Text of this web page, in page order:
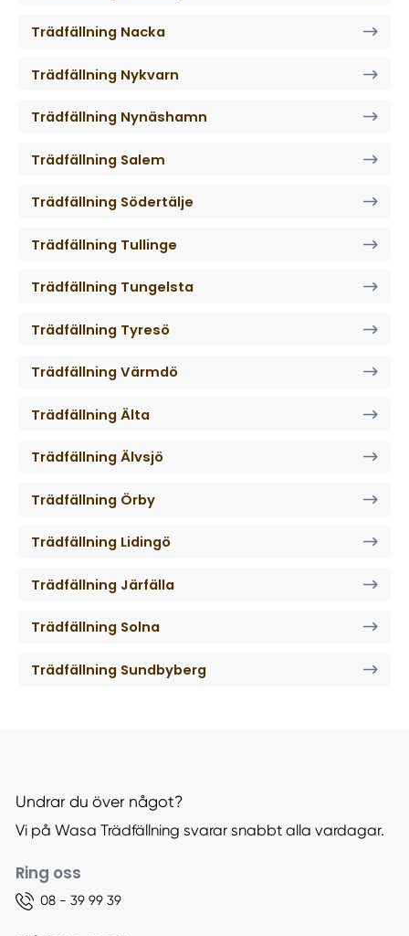
Trädfällning Nacka
Trädfällning Nykvarn
Trädfällning Nynäshamn
Trädfällning Salem
Trädfällning Södertälje
Trädfällning Tullinge
Trädfällning Tungelsta
Trädfällning Tyresö
Trädfällning Värmdö
Trädfällning Älta
Trädfällning Älvsjö
Trädfällning Örby
Trädfällning Lidingö
Trädfällning Järfälla
Trädfällning Solna
Trädfällning Sundbyberg
Undrar du över något?
Vi på Wasa Trädfällning svarar snabbt alla vardagar.
Ring oss
08 - 39 99 39